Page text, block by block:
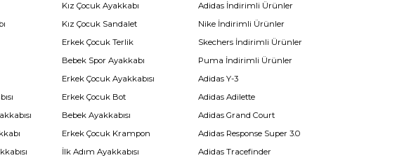
Kız Çocuk Ayakkabı
Kız Çocuk Sandalet
Erkek Çocuk Terlik
Bebek Spor Ayakkabı
Erkek Çocuk Ayakkabısı
Erkek Çocuk Bot
Bebek Ayakkabısı
Erkek Çocuk Krampon
İlk Adım Ayakkabısı
Adidas İndirimli Ürünler
Nike İndirimli Ürünler
Skechers İndirimli Ürünler
Puma İndirimli Ürünler
Adidas Y-3
Adidas Adilette
Adidas Grand Court
Adidas Response Super 3.0
Adidas Tracefinder